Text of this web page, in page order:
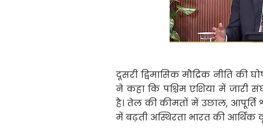
दूसरी द्विमासिक मौद्रिक नीति की
ने कहा कि पश्चिम एशिया में जारी
है। तेल की कीमतों में उछाल, आपूर्ति
में बढ़ती अस्थिरता भारत की